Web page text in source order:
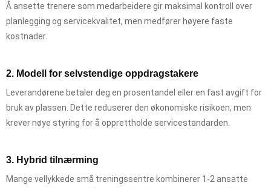
Å ansette trenere som medarbeidere gir maksimal kontroll over
planlegging og servicekvalitet, men medfører høyere faste
kostnader.
2. Modell for selvstendige oppdragstakere
Leverandørene betaler deg en prosentandel eller en fast avgift for
bruk av plassen. Dette reduserer den økonomiske risikoen, men
krever nøye styring for å opprettholde servicestandarden.
3. Hybrid tilnærming
Mange vellykkede små treningssentre kombinerer 1-2 ansatte